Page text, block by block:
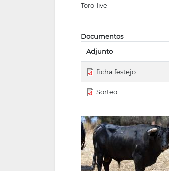
Toro-live
Documentos
Adjunto
ficha festejo
Sorteo